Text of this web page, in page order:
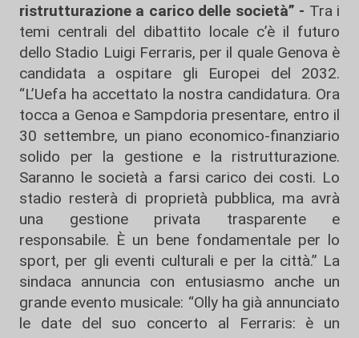
ristrutturazione a carico delle società” - Tra i
temi centrali del dibattito locale c’è il futuro
dello Stadio Luigi Ferraris, per il quale Genova è
candidata a ospitare gli Europei del 2032.
“L’Uefa ha accettato la nostra candidatura. Ora
tocca a Genoa e Sampdoria presentare, entro il
30 settembre, un piano economico-finanziario
solido per la gestione e la ristrutturazione.
Saranno le società a farsi carico dei costi. Lo
stadio resterà di proprietà pubblica, ma avrà
una gestione privata trasparente e
responsabile. È un bene fondamentale per lo
sport, per gli eventi culturali e per la città.” La
sindaca annuncia con entusiasmo anche un
grande evento musicale: “Olly ha già annunciato
le date del suo concerto al Ferraris: è un